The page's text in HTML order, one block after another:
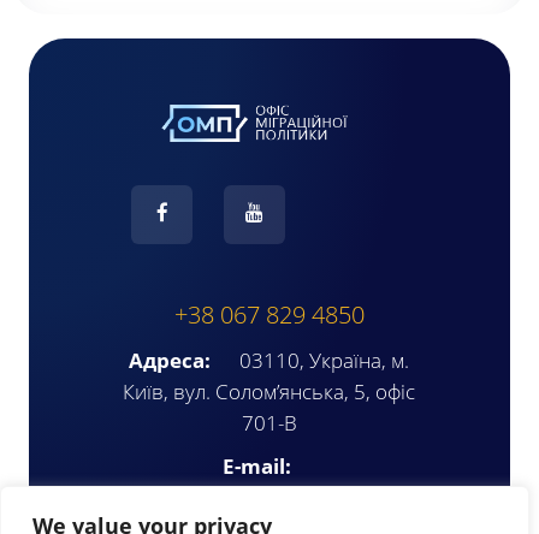
We value your privacy
+38 067 829 4850
Адреса:
03110, Україна, м.
Київ, вул. Солом’янська, 5, офіс
701-В
E-mail: